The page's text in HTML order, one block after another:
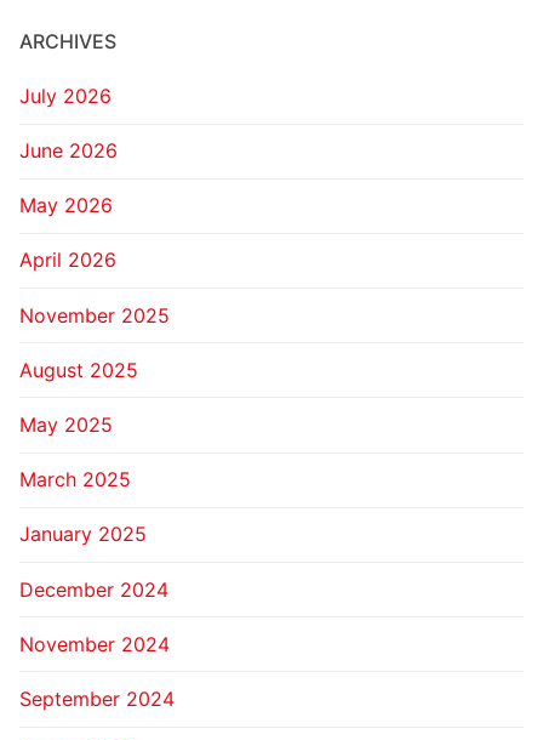
ARCHIVES
July 2026
June 2026
May 2026
April 2026
November 2025
August 2025
May 2025
March 2025
January 2025
December 2024
November 2024
September 2024